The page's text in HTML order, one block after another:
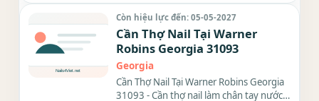
Còn hiệu lực đến: 05-05-2027
Cần Thợ Nail Tại Warner
Robins Georgia 31093
Georgia
Cần Thợ Nail Tại Warner Robins Georgia
31093 - Cần thợ nail làm chân tay nước